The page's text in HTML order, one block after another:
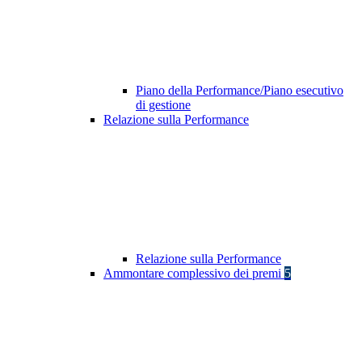
Piano della Performance/Piano esecutivo
di gestione
Relazione sulla Performance
Relazione sulla Performance
Ammontare complessivo dei premi 5